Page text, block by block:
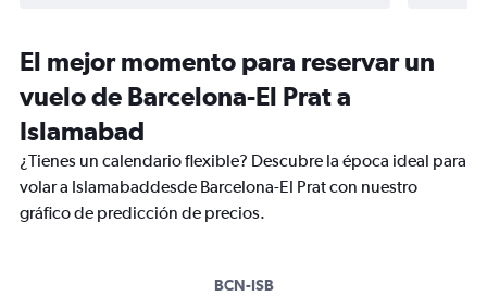
El mejor momento para reservar un
vuelo de Barcelona-El Prat a
Islamabad
¿Tienes un calendario flexible? Descubre la época ideal para
volar a Islamabaddesde Barcelona-El Prat con nuestro
gráfico de predicción de precios.
BCN-ISB